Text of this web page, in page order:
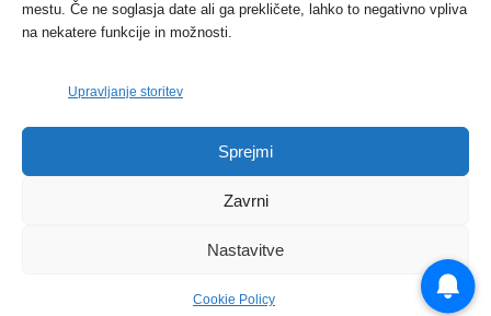
mestu. Če ne soglasja date ali ga prekličete, lahko to negativno vpliva
na nekatere funkcije in možnosti.
Upravljanje storitev
Sprejmi
Zavrni
Nastavitve
Cookie Policy
Tožilstvo v Celovcu v korist elektrarnam
Verbund
FOTO: Razstava cvetličarskega mojstra Andreja
Dogodki 27. novembra, 2017
© 2026 | eKoroška.si